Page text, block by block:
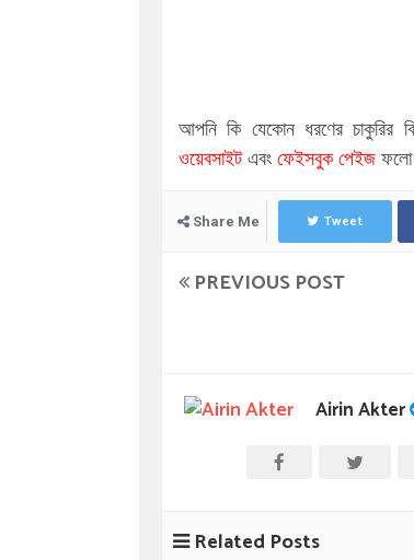
আপনি কি যেকোন ধরণের চাকুরির
ওয়েবসাইট এবং ফেইসবুক পেইজ
Share Me Tweet
PREVIOUS POST
Airin Akter
Related Posts